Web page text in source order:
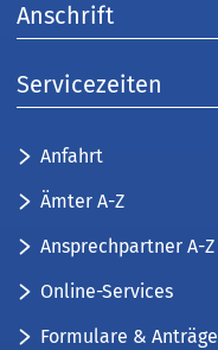
Anschrift
Servicezeiten
Anfahrt
Ämter A-Z
Ansprechpartner A-Z
Online-Services
Formulare & Anträge